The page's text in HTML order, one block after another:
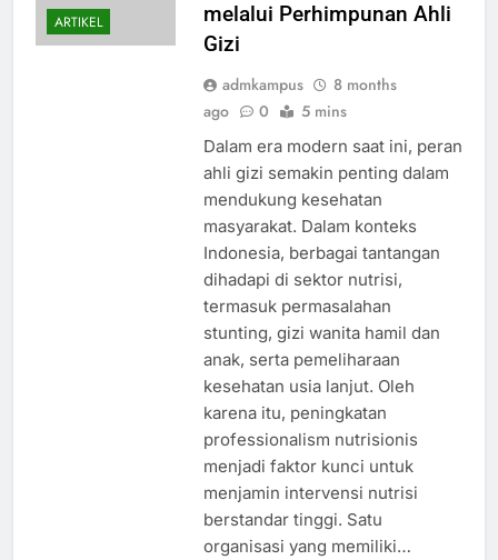
ARTIKEL
melalui Perhimpunan Ahli
Gizi
admkampus
8 months
ago
0 5 mins
Dalam era modern saat ini, peran
ahli gizi semakin penting dalam
mendukung kesehatan
masyarakat. Dalam konteks
Indonesia, berbagai tantangan
dihadapi di sektor nutrisi,
termasuk permasalahan
stunting, gizi wanita hamil dan
anak, serta pemeliharaan
kesehatan usia lanjut. Oleh
karena itu, peningkatan
professionalism nutrisionis
menjadi faktor kunci untuk
menjamin intervensi nutrisi
berstandar tinggi. Satu
organisasi yang memiliki…